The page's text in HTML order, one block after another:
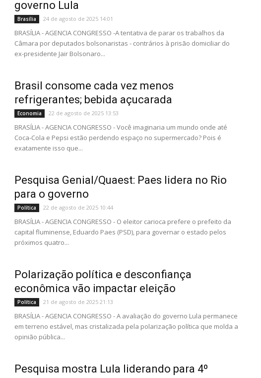
governo Lula
Brasília 24 de agosto de 2025 14:01
BRASÍLIA - AGENCIA CONGRESSO -A tentativa de parar os trabalhos da
Câmara por deputados bolsonaristas - contrários à prisão domiciliar do
ex-presidente Jair Bolsonaro...
Brasil consome cada vez menos
refrigerantes; bebida açucarada
Economia 22 de agosto de 2025 13:53
BRASÍLIA - AGENCIA CONGRESSO - Você imaginaria um mundo onde até
Coca-Cola e Pepsi estão perdendo espaço no supermercado? Pois é
exatamente isso que...
Pesquisa Genial/Quaest: Paes lidera no Rio
para o governo
Política 22 de agosto de 2025 10:44
BRASÍLIA - AGENCIA CONGRESSO - O eleitor carioca prefere o prefeito da
capital fluminense, Eduardo Paes (PSD), para governar o estado pelos
próximos quatro...
Polarização política e desconfiança
econômica vão impactar eleição
Política 21 de agosto de 2025 21:13
BRASÍLIA - AGENCIA CONGRESSO - A avaliação do governo Lula permanece
em terreno estável, mas cristalizada pela polarização política que molda a
opinião pública...
Pesquisa mostra Lula liderando para 4º